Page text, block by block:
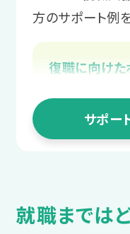
スタッ
まずは
理してい
＼あなた
4
働き始め
不安を
働き始めてか
具体的な課
実習後は都
3 就
LITALICOワ
「自分を楽に
を助ける報
ログラムを受
2 職
プログラム受
方のサポート例
復職に向けた
職場復帰
職場復帰
サポー
就職までは